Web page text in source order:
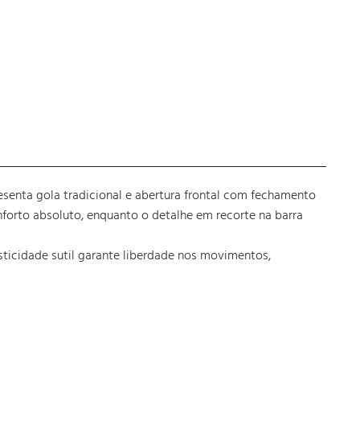
gola tradicional e abertura frontal com fechamento
absoluto, enquanto o detalhe em recorte na barra
sutil garante liberdade nos movimentos,